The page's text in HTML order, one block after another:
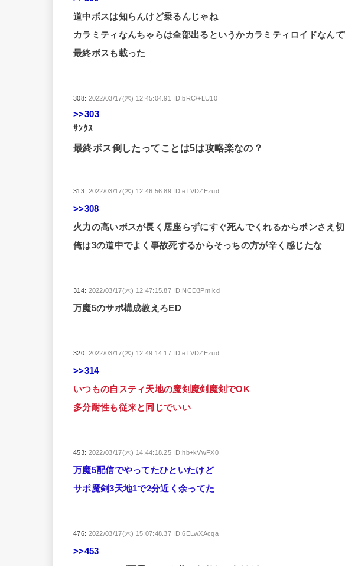
道中ボスは知らんけど乗るんじゃね
カラミティなんちゃらは全部出るというかカラミティロイドなん
最終ボスも載った
308: 2022/03/17(木) 12:45:04.91 ID:bRC/+LU10
>>303
ｻﾝｸｽ
最終ボス倒したってことは5は攻略楽なの？
313: 2022/03/17(木) 12:46:56.89 ID:eTVDZEzud
>>308
火力の高いボスが長く居座らずにすぐ死んでくれるからポンさえ
俺は3の道中でよく事故死するからそっちの方が辛く感じたな
314: 2022/03/17(木) 12:47:15.87 ID:NCD3PmIkd
万魔5のサポ構成教えろED
320: 2022/03/17(木) 12:49:14.17 ID:eTVDZEzud
>>314
いつもの自スティ天地の魔剣魔剣魔剣でOK
多分耐性も従来と同じでいい
453: 2022/03/17(木) 14:44:18.25 ID:hb+kVwFX0
万魔5配信でやってたひといたけど
サポ魔剣3天地1で2分近く余ってた
476: 2022/03/17(木) 15:07:48.37 ID:6ELwXAcqa
>>453